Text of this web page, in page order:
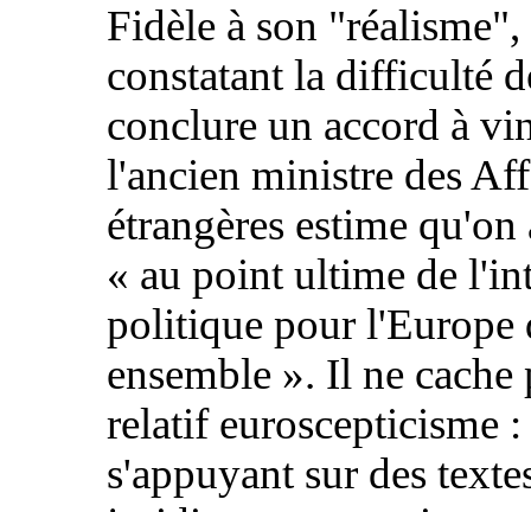
Fidèle à son "réalisme",
constatant la difficulté
conclure un accord à
l'ancien ministre des
étrangères estime
« au point ultime de
politique pour l'Europe
ensemble ». Il ne cache
relatif euroscepticisme :
s'appuyant sur des